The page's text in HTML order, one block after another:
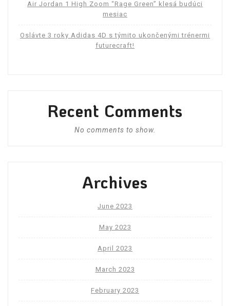
Air Jordan 1 High Zoom “Rage Green” klesá budúci
mesiac
Oslávte 3 roky Adidas 4D s týmito ukončenými trénermi
futurecraft!
Recent Comments
No comments to show.
Archives
June 2023
May 2023
April 2023
March 2023
February 2023